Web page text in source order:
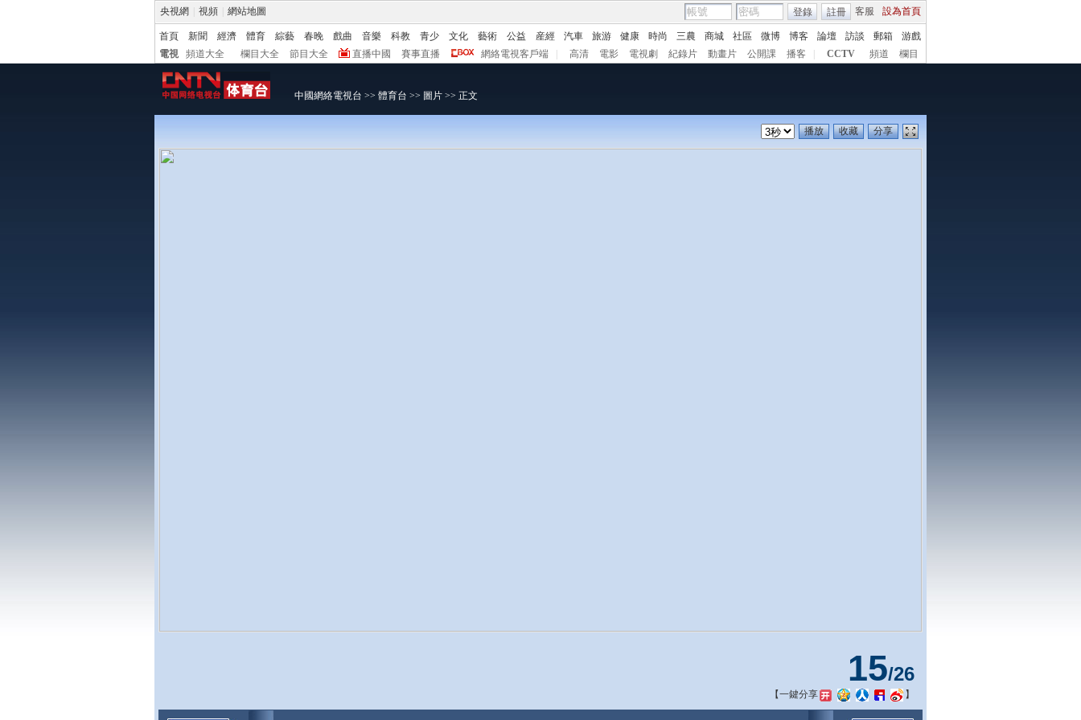
央視網 視頻 網站地圖 客服 設為首頁
登錄 註冊
首頁 新聞 經濟 體育 綜藝 春晚 戲曲 音樂 科教 青少 文化 藝術 公益 産經 汽車 旅游 健康 時尚 三農 商城 社區 微博 博客 論壇 訪談 郵箱
游戲
電視
頻道大全 欄目大全 節目大全 直播中國 賽事直播 網絡電視客戶端 高清 電影 電視劇 紀錄片 動畫片 公開課 播客 CCTV 頻道 欄目
中國網絡電視台 >> 體育台 >> 圖片 >> 正文
播放 收藏 分享
15/26
【一鍵分享 】